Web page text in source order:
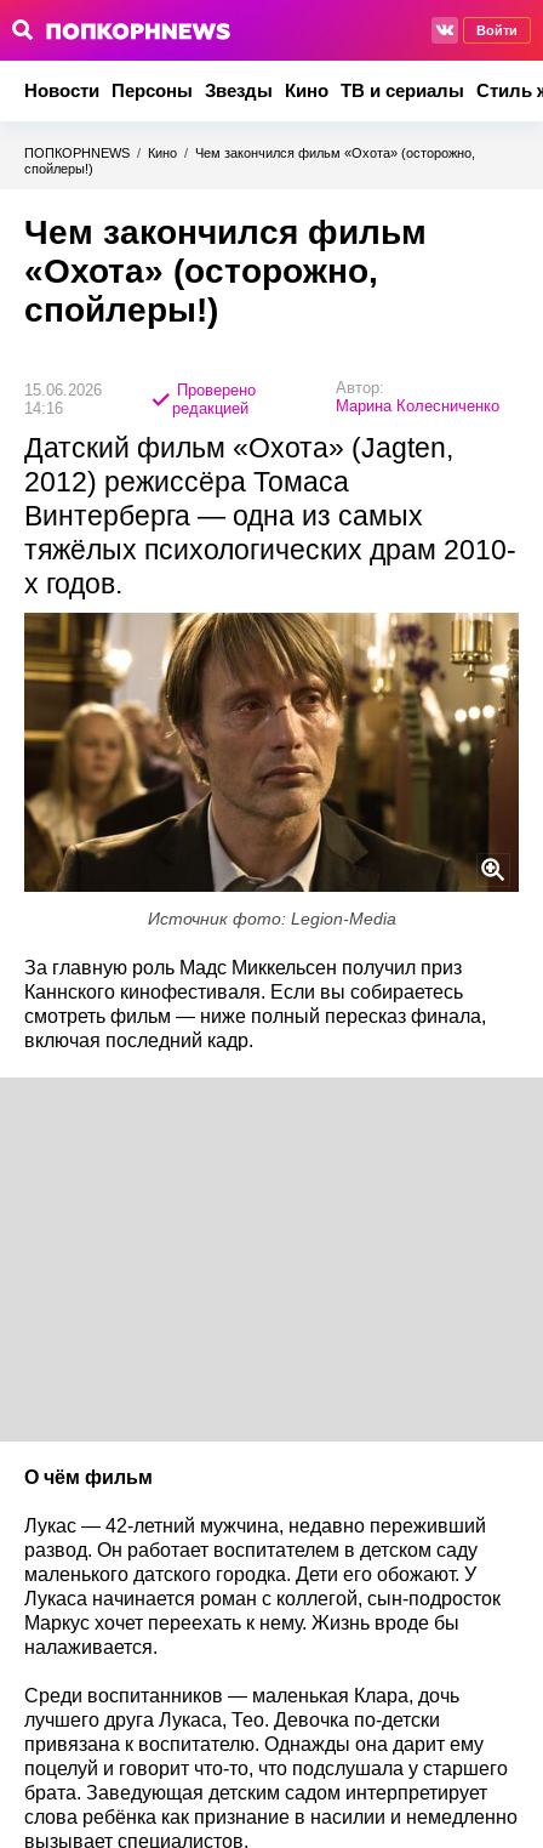
Войти
Новости Персоны Звезды Кино ТВ и сериалы Стиль
ПОПКОРНNEWS / Кино / Чем закончился фильм «Охота» (осторожно,
спойлеры!)
Чем закончился фильм
«Охота» (осторожно,
спойлеры!)
15.06.2026
14:16
Проверено
редакцией
Автор:
Марина Колесниченко
Датский фильм «Охота» (Jagten,
2012) режиссёра Томаса
Винтерберга — одна из самых
тяжёлых психологических драм 2010-
х годов.
Источник фото: Legion-Media
За главную роль Мадс Миккельсен получил приз
Каннского кинофестиваля. Если вы собираетесь
смотреть фильм — ниже полный пересказ финала,
включая последний кадр.
О чём фильм
Лукас — 42-летний мужчина, недавно переживший
развод. Он работает воспитателем в детском саду
маленького датского городка. Дети его обожают. У
Лукаса начинается роман с коллегой, сын-подросток
Маркус хочет переехать к нему. Жизнь вроде бы
налаживается.
Среди воспитанников — маленькая Клара, дочь
лучшего друга Лукаса, Тео. Девочка по-детски
привязана к воспитателю. Однажды она дарит ему
поцелуй и говорит что-то, что подслушала у старшего
брата. Заведующая детским садом интерпретирует
слова ребёнка как признание в насилии и немедленно
вызывает специалистов.